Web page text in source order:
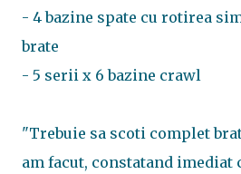
- 4 bazine spate cu rotirea
brate
- 5 serii x 6 bazine crawl
"Trebuie sa scoti complet
am facut, constatand imediat